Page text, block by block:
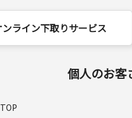
ライン下取りサービス
個人のお客